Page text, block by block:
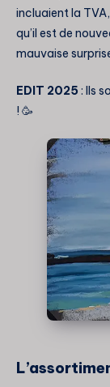
incluaient la
qu’il est de
mauvaise
EDIT 2025 : Ils
! 🥳